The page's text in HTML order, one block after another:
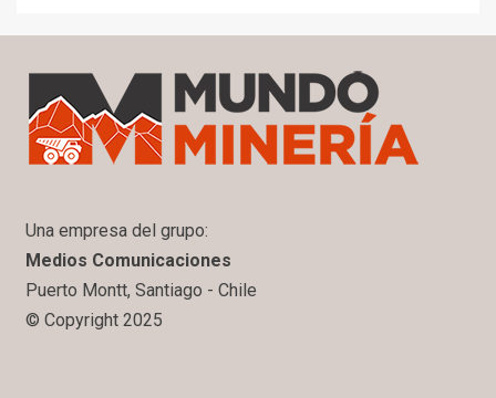
Una empresa del grupo:
Medios Comunicaciones
Puerto Montt, Santiago - Chile
© Copyright 2025